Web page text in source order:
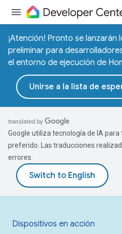
¡Atención! Pronto se lanzarán
preliminar para
el entorno de ejecución de
Unirse a la lista de
Google utiliza tecnología de IA
preferido. Las traducciones
errores.
Dispositivos en acción